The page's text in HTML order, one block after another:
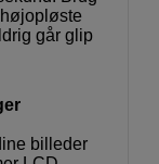
går glip
billeder